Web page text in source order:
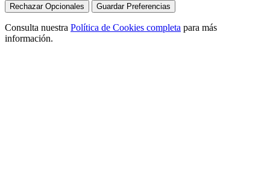
Rechazar Opcionales Guardar Preferencias
Consulta nuestra Política de Cookies completa para más
información.